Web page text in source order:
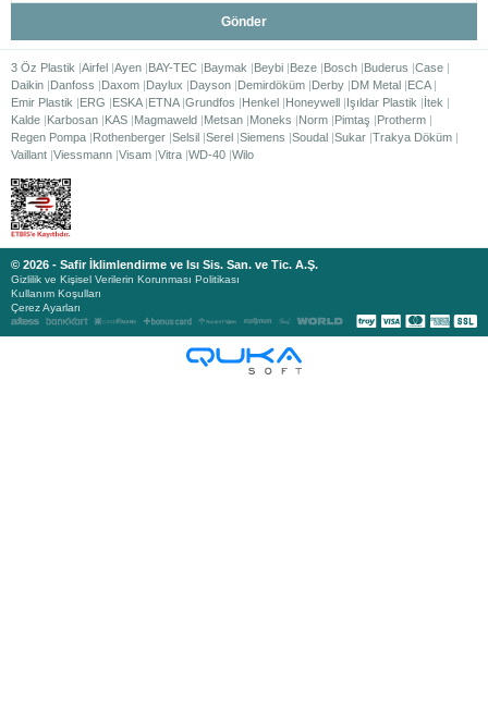
Gönder
3 Öz Plastik Airfel Ayen BAY-TEC Baymak Beybi Beze Bosch Buderus Case
Daikin Danfoss Daxom Daylux Dayson Demirdöküm Derby DM Metal ECA
Emir Plastik
ERG ESKA ETNA Grundfos Henkel Honeywell Işıldar Plastik
İtek
Kalde Karbosan KAS Magmaweld Metsan Moneks Norm Pimtaş
Protherm
Regen Pompa Rothenberger Selsil Serel Siemens Soudal Sukar Trakya Döküm
Vaillant Viessmann Visam Vitra WD-40 Wilo
© 2026 - Safir İklimlendirme ve Isı Sis. San. ve Tic. A.Ş.
Gizlilik ve Kişisel Verilerin Korunması Politikası
Kullanım Koşulları
Çerez Ayarları